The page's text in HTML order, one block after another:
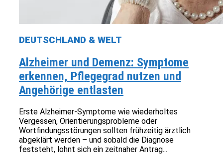
DEUTSCHLAND & WELT
Alzheimer und Demenz: Symptome
erkennen, Pflegegrad nutzen und
Angehörige entlasten
Erste Alzheimer-Symptome wie wiederholtes
Vergessen, Orientierungsprobleme oder
Wortfindungsstörungen sollten frühzeitig ärztlich
abgeklärt werden – und sobald die Diagnose
feststeht, lohnt sich ein zeitnaher Antrag...